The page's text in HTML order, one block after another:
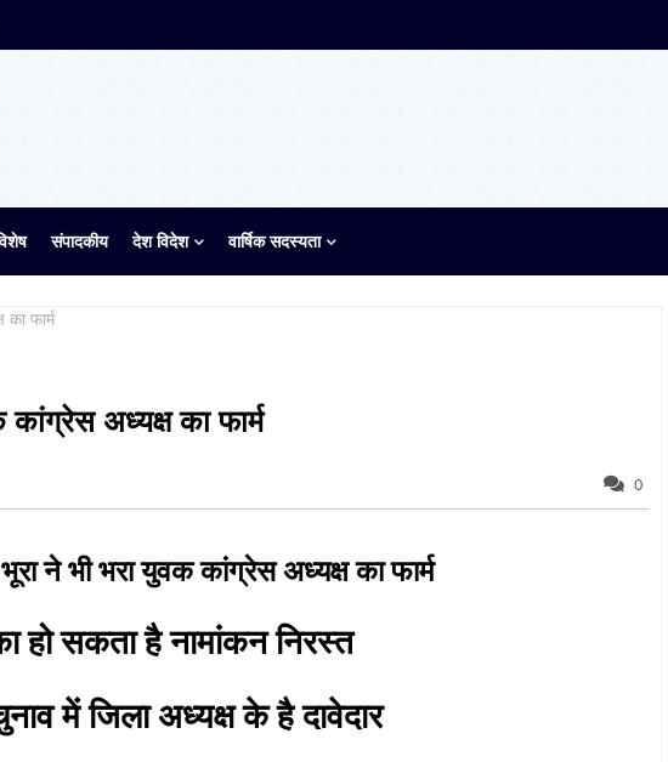
संपादकीय देश विदेश वार्षिक सदस्यता
फार्म
अध्यक्ष का फार्म
0
ने भी भरा युवक कांग्रेस अध्यक्ष का फार्म
हो सकता है नामांकन निरस्त
में जिला अध्यक्ष के है दावेदार